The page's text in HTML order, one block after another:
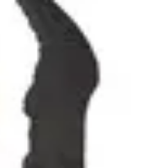
Articles MensuelsChoix et